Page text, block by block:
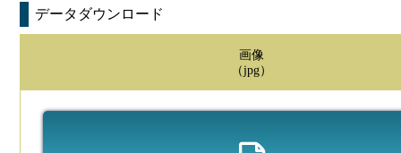
データダウンロード
画像
（jpg）